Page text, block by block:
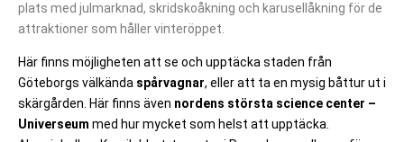
plats med julmarknad, skridskoåkning och karusellåkning för de
attraktioner som håller vinteröppet.
Här finns möjligheten att se och upptäcka staden från
Göteborgs välkända spårvagnar, eller att ta en mysig båttur ut i
skärgården. Här finns även nordens största science center –
Universeum med hur mycket som helst att upptäcka.